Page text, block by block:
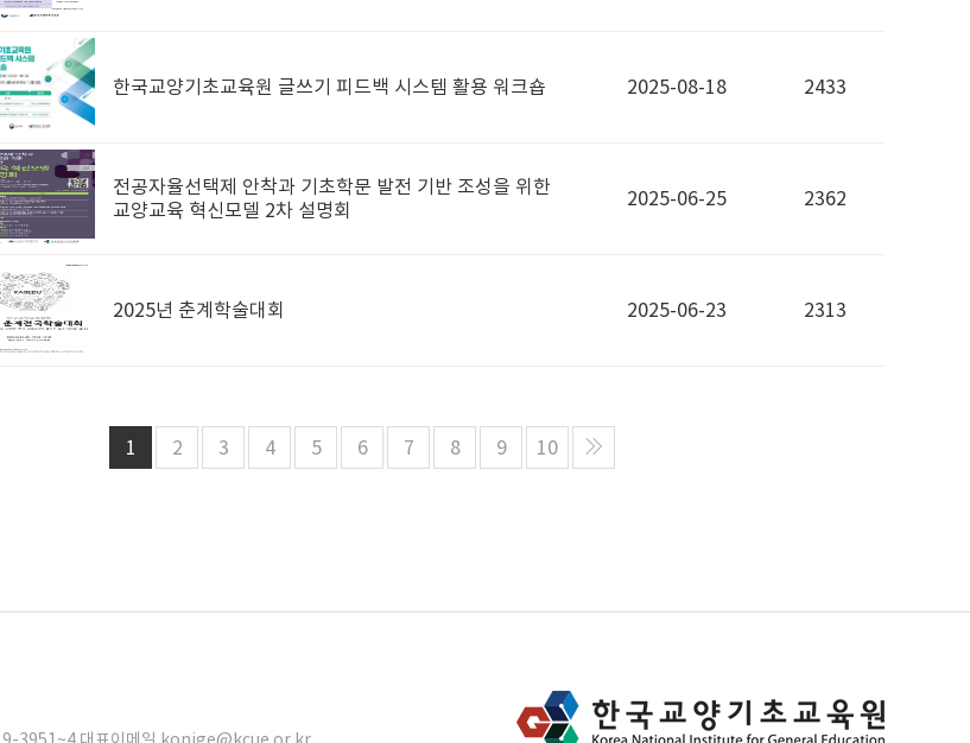
한국교양기초교육원 글쓰기 피드백 시스템 활용 워크숍 2025-08-18 2433
전공자율선택제 안착과 기초학문 발전 기반 조성을 위한
교양교육 혁신모델 2차 설명회
2025-06-25 2362
2025년 춘계학술대회 2025-06-23 2313
1 2 3 4 5 6 7 8 9 10